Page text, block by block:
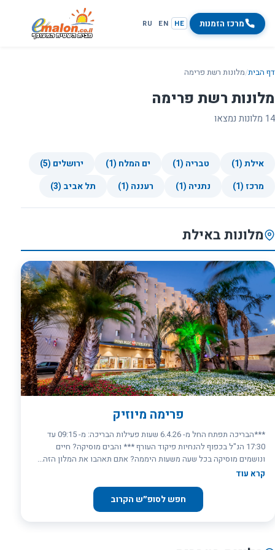
מרכז הזמנות HE
EN
RU
דף הבית/מלונות רשת פרימה
מלונות רשת פרימה
14 מלונות נמצאו
אילת (1) טבריה (1) ים המלח (1)
ירושלים (5)
מרכז (1)
נתניה (1) רעננה (1) תל אביב (3)
מלונות באילת
פרימה מיוזיק
***הבריכה תפתח החל מ- 6.4.26 שעות פעילות הבריכה: מ- 09:15 עד
17:30 הנ"ל בכפוף להנחיות פיקוד העורף *** והבים מוסיקה? חיים
ונושמים מוסיקה בכל שעה משעות היממה? אתם תאהבו את המלון הזה...
לרשות השוהים בהם מערכות CD לשמיעת תקליטורים, טלויזיות בעלות
מערכות מסכי LCD המחוברות ללווין ועוד פינוקים, מהם יוכלו ליהנות
קרא עוד
חפש לסופ״ש הקרוב